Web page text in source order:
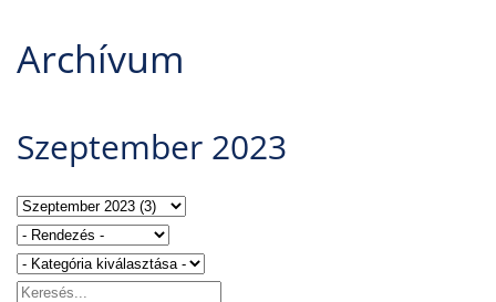
Archívum
Szeptember 2023